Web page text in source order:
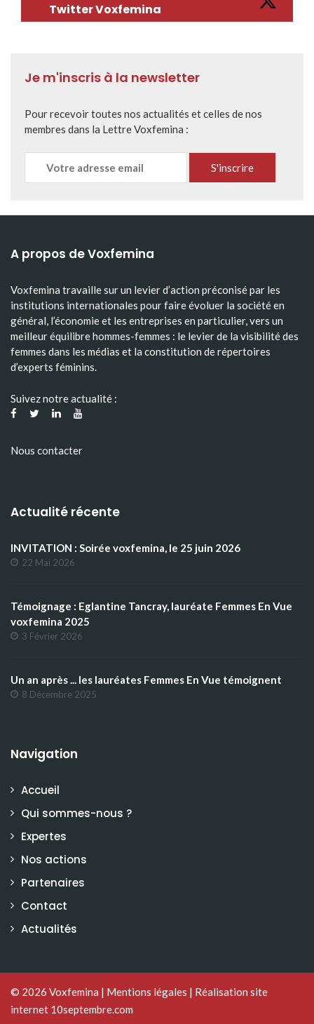
Twitter Voxfemina
Je m'inscris à la newsletter
Pour recevoir toutes nos actualités et celles de nos
membres dans la Lettre Voxfemina :
A propos de Voxfemina
Voxfemina travaille sur un levier d’action préconisé par les
institutions internationales pour faire évoluer la société en
général, l’économie et les entreprises en particulier, vers un
meilleur équilibre hommes-femmes : le levier de la visibilité des
femmes dans les médias et la constitution de répertoires
d’experts féminins.
Suivez notre actualité :
Nous contacter
Actualité récente
INVITATION : Soirée voxfemina, le 25 juin 2026
22 Mai 2026
Témoignage : Eglantine Tancray, lauréate Femmes En Vue
voxfemina 2025
3 Février 2026
Un an après ... les lauréates Femmes En Vue témoignent
8 Décembre 2025
Navigation
Accueil
Qui sommes-nous ?
Expertes
Nos actions
Partenaires
Contact
Actualités
© 2026 Voxfemina | Mentions légales | Réalisation site
internet 10septembre.com